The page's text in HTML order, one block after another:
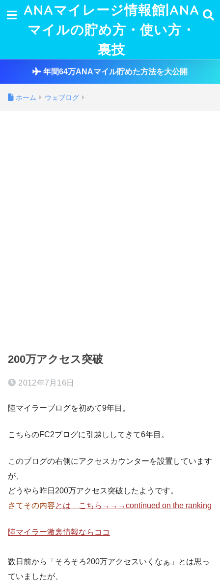
ANAマイレージ情報館|ANA
マイルの貯め方・使い方・
裏技
年間64万ANAマイル貯めた方法を大公開
ホーム ウェブログ
200万アクセス突破
2012年7月16日
陸マイラーブログを初めて9年目。
こちらのFC2ブログに引越ししてきて6年目。
このブログの右側にアクセスカウンターを設置しています
が、
どうやら昨日200万アクセス突破したようです。
さてその内容とは こちら→→→continued on the ranking
陸マイラー激裏情報ならココ
数日前から「そろそろ200万アクセスいくなぁ」とは思っ
ていましたが、